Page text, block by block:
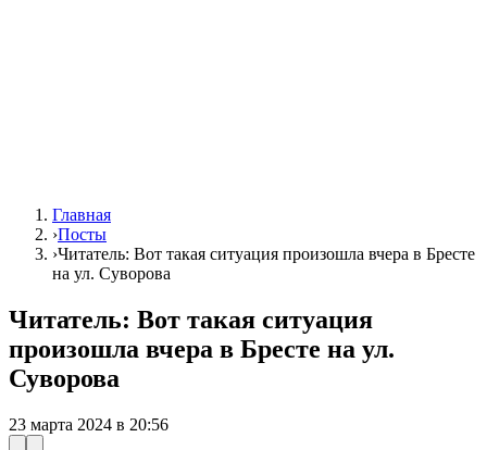
Главная
›Посты
›Читатель: Вот такая ситуация произошла вчера в Бресте
на ул. Суворова
Читатель: Вот такая ситуация
произошла вчера в Бресте на ул.
Суворова
23 марта 2024 в 20:56